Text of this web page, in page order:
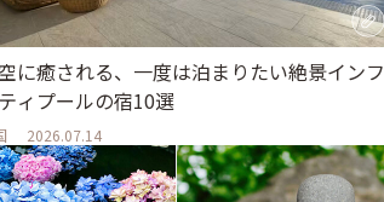
に癒される、一度は泊まりたい絶景インフ
ィプールの宿10選
2026.07.14